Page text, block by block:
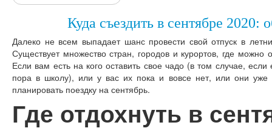
Куда съездить в сентябре 2020:
Далеко не всем выпадает шанс провести свой отпуск в
Существует множество стран, городов и курортов, где можно
Если вам есть на кого оставить свое чадо (в том случае,
пора в школу), или у вас их пока и вовсе нет, или они уже
планировать поездку на сентябрь.
Где отдохнуть в